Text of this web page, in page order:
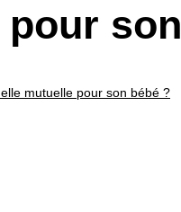
mutuelle pour son bébé ?